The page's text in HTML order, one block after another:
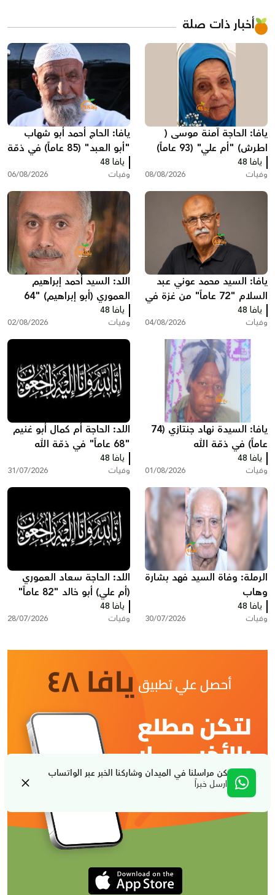
كن مراسلنا في الميدان وشاركنا الخبر عبر الواتساب
ارسل خبراً
أخبار ذات صلة
يافا: الحاجة آمنة موسى (
اطرش) "أم علي" (93 عاماً)
في ذمة الله
يافا 48
وفيات 08/08/2026
يافا: الحاج أحمد أبو شهاب
"أبو العبد" (85 عاماً) في ذمّة
الله
يافا 48
وفيات 06/08/2026
يافا: السيد محمد عوني عبد
السلام "72 عاماً" من غزة في
ذمّة الله
يافا 48
وفيات 04/08/2026
اللد: السيد أحمد إبراهيم
العموري (أبو إبراهيم) "64
عاماً" في ذمّة الله
يافا 48
وفيات 02/08/2026
يافا: السيدة نهاد جنتازي (74
عاماً) في ذمّة الله
يافا 48
وفيات 01/08/2026
اللد: الحاجة أم كمال أبو غنيم
"68 عاماً" في ذمّة الله
يافا 48
وفيات 31/07/2026
الرملة: وفاة السيد فهد بشارة
وهاب
يافا 48
وفيات 30/07/2026
اللد: الحاجة سعاد العموري
(أم علي) أبو خالد "82 عاماً"
في ذمّة الله
يافا 48
وفيات 28/07/2026